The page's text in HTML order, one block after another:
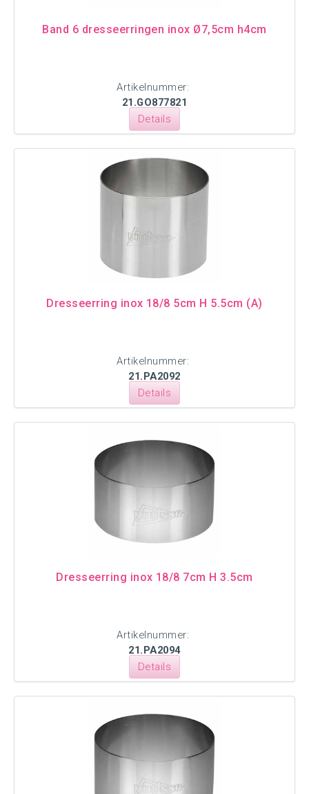
Band 6 dresseerringen inox Ø7,5cm h4cm
Artikelnummer:
21.GO877821
Details
Dresseerring inox 18/8 5cm H 5.5cm (A)
Artikelnummer:
21.PA2092
Details
Dresseerring inox 18/8 7cm H 3.5cm
Artikelnummer:
21.PA2094
Details